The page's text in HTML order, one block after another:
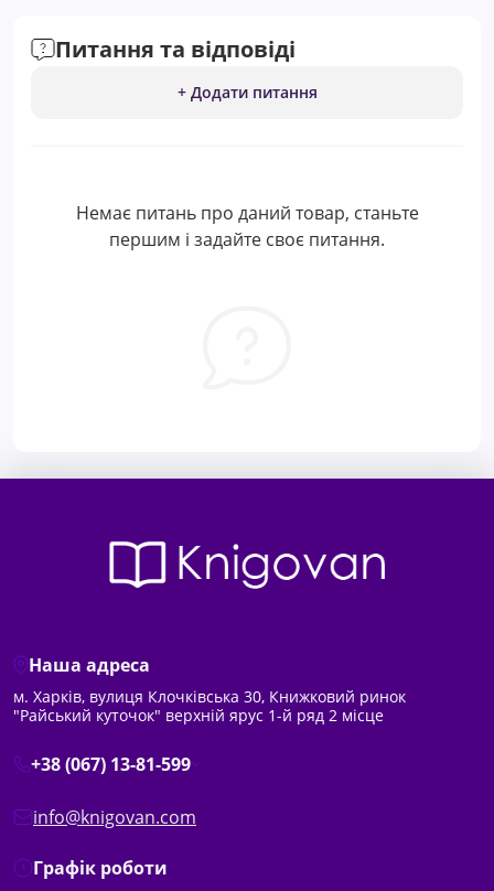
Питання та відповіді
+ Додати питання
Немає питань про даний товар, станьте
першим і задайте своє питання.
Наша адреса
м. Харків, вулиця Клочківська 30, Книжковий ринок
"Райський куточок" верхній ярус 1-й ряд 2 місце
+38 (067) 13-81-599
info@knigovan.com
Графік роботи